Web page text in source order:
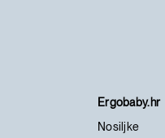
Ergobaby.hr
Nosiljke